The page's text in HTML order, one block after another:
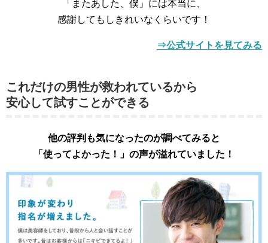
「またあした、僕」には本当に、
感謝してもしきれいなくらいです！
⇒公式サイトを見てみる
これだけの男性が救われているから
安心して試すことができる
他の評判も気になったのが調べてみると
「使ってよかった！」の声が溢れていました！